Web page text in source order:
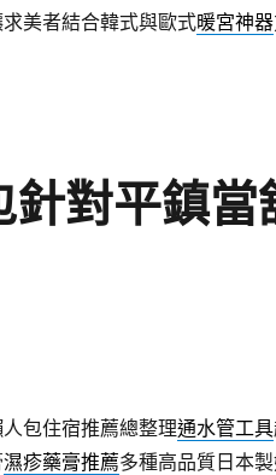
求美者結合韓式與歐式暖宮神器
針對平鎮
包住宿推薦總整理通水管工具
濕疹藥膏推薦多種高品質日本